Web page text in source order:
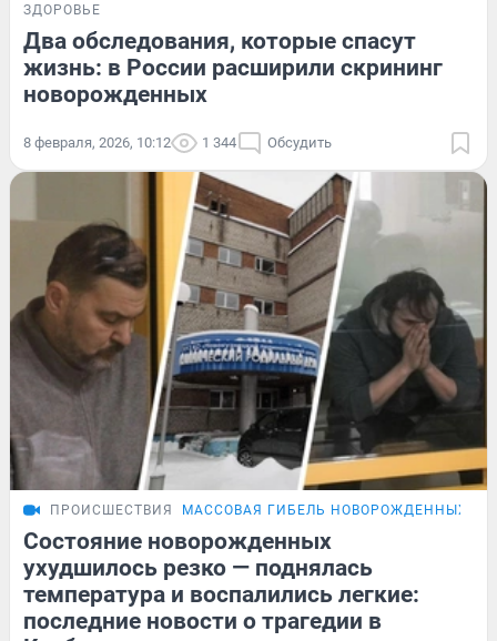
ЗДОРОВЬЕ
Два обследования, которые спасут
жизнь: в России расширили скрининг
новорожденных
8 февраля, 2026, 10:12 1 344 Обсудить
ПРОИСШЕСТВИЯ МАССОВАЯ ГИБЕЛЬ НОВОРОЖДЕННЫХ В
Состояние новорожденных
ухудшилось резко — поднялась
температура и воспалились легкие:
последние новости о трагедии в